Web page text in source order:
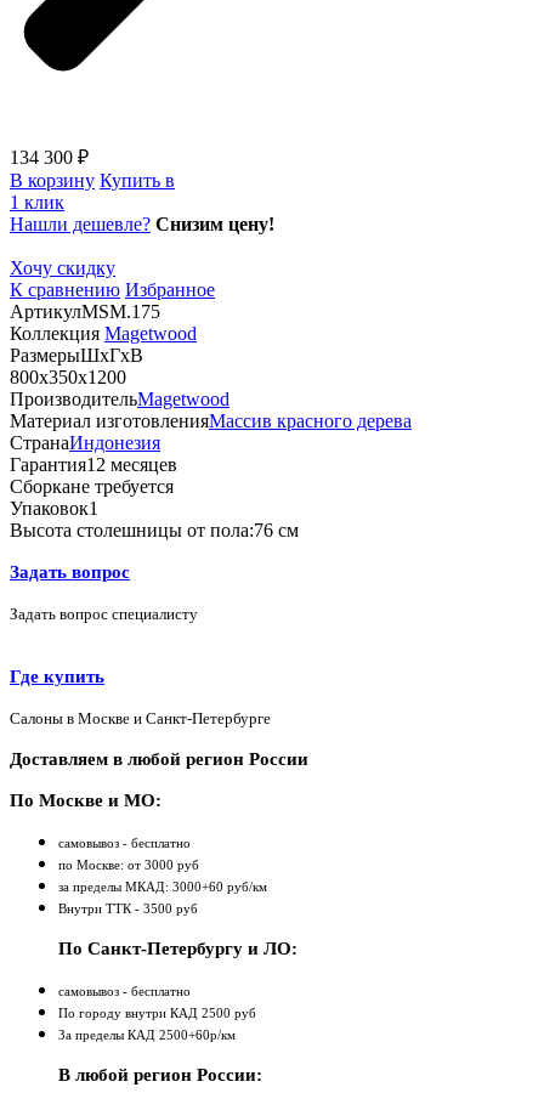
134 300 ₽
В корзину Купить в
1 клик
Нашли дешевле? Снизим цену!
Хочу скидку
К сравнению Избранное
АртикулMSM.175
Коллекция Magetwood
РазмерыШхГхВ
800х350х1200
ПроизводительMagetwood
Материал изготовленияМассив красного дерева
СтранаИндонезия
Гарантия12 месяцев
Сборкане требуется
Упаковок1
Высота столешницы от пола:76 см
Задать вопрос
Задать вопрос специалисту
Где купить
Салоны в Москве и Санкт-Петербурге
Доставляем в любой регион России
По Москве и МО:
самовывоз - бесплатно
по Москве: от 3000 руб
за пределы МКАД: 3000+60 руб/км
Внутри ТТК - 3500 руб
По Санкт-Петербургу и ЛО:
самовывоз - бесплатно
По городу внутри КАД 2500 руб
За пределы КАД 2500+60р/км
В любой регион России: